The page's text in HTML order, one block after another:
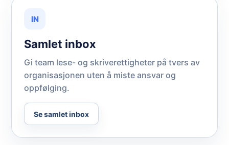
IN
Samlet inbox
Gi team lese- og skriverettigheter på tvers av
organisasjonen uten å miste ansvar og
oppfølging.
Se samlet inbox